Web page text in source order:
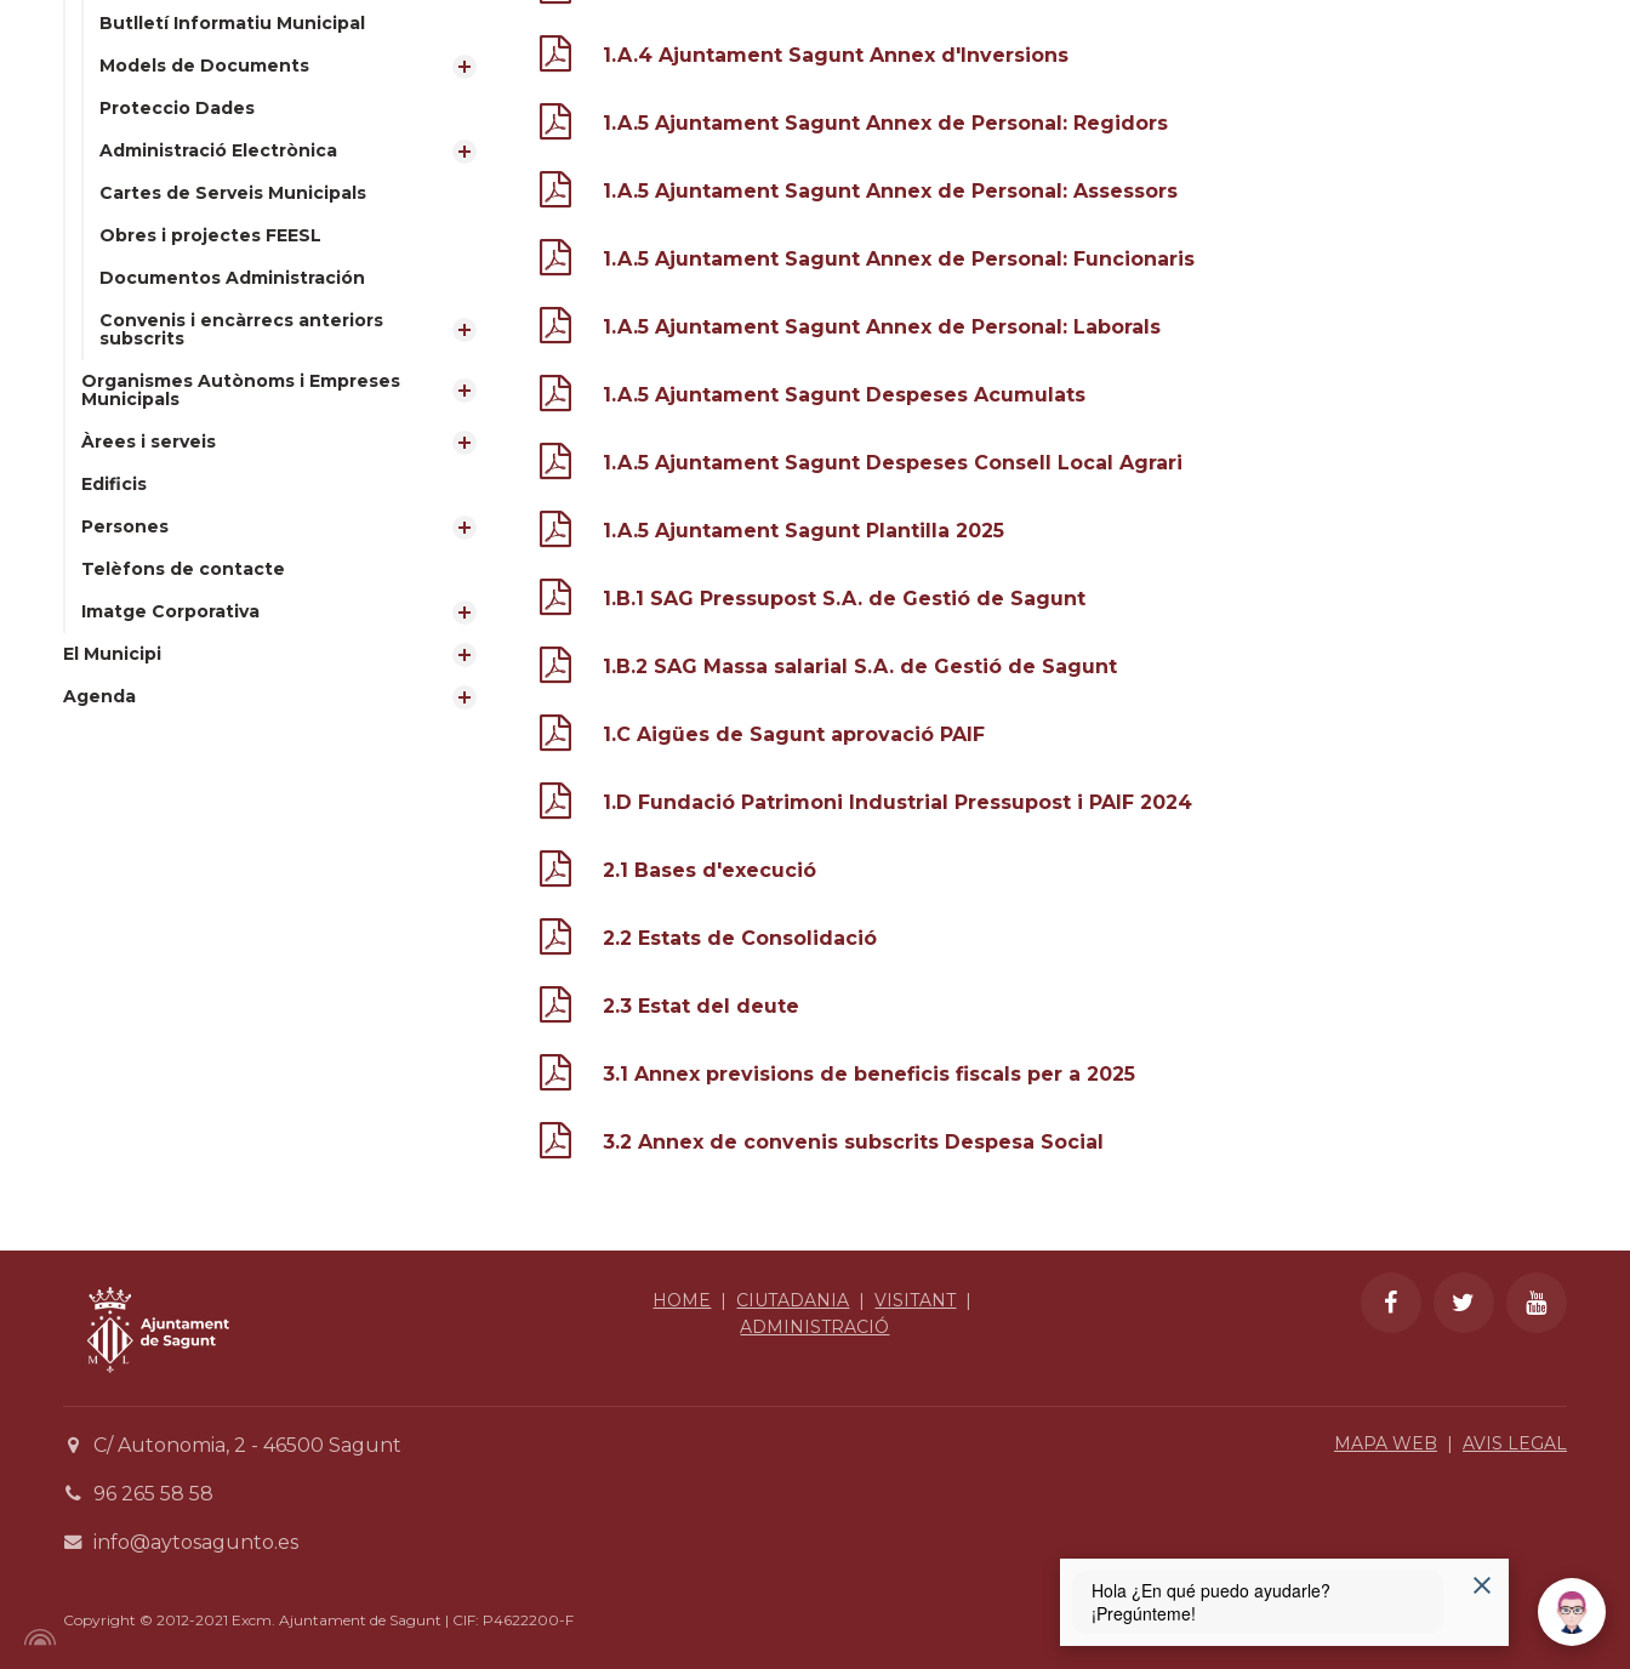
Butlletí Informatiu Municipal
Models de Documents
Proteccio Dades
Administració Electrònica
Cartes de Serveis Municipals
Obres i projectes FEESL
Documentos Administración
Convenis i encàrrecs anteriors
subscrits
Organismes Autònoms i Empreses
Municipals
Àrees i serveis
Edificis
Persones
Telèfons de contacte
Imatge Corporativa
El Municipi
Agenda
1.A.4 Ajuntament Sagunt Annex d'Inversions
1.A.5 Ajuntament Sagunt Annex de Personal: Regidors
1.A.5 Ajuntament Sagunt Annex de Personal: Assessors
1.A.5 Ajuntament Sagunt Annex de Personal: Funcionaris
1.A.5 Ajuntament Sagunt Annex de Personal: Laborals
1.A.5 Ajuntament Sagunt Despeses Acumulats
1.A.5 Ajuntament Sagunt Despeses Consell Local Agrari
1.A.5 Ajuntament Sagunt Plantilla 2025
1.B.1 SAG Pressupost S.A. de Gestió de Sagunt
1.B.2 SAG Massa salarial S.A. de Gestió de Sagunt
1.C Aigües de Sagunt aprovació PAIF
1.D Fundació Patrimoni Industrial Pressupost i PAIF 2024
2.1 Bases d'execució
2.2 Estats de Consolidació
2.3 Estat del deute
3.1 Annex previsions de beneficis fiscals per a 2025
3.2 Annex de convenis subscrits Despesa Social
HOME | CIUTADANIA |VISITANT|
ADMINISTRACIÓ
C/ Autonomia, 2 - 46500 Sagunt
96 265 58 58
info@aytosagunto.es
MAPA WEB | AVIS LEGAL
Copyright © 2012-2021 Excm. Ajuntament de Sagunt | CIF: P4622200-F